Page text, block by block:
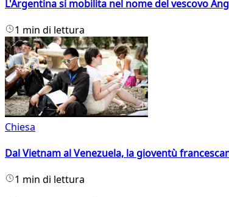
L'Argentina si mobilita nel nome del vescovo
1 min di lettura
Chiesa
Dal Vietnam al Venezuela, la gioventù
1 min di lettura